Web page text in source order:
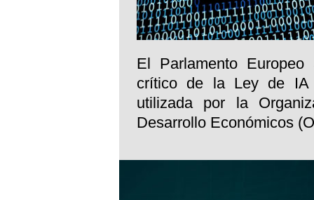
El Parlamento
crítico de la Ley de IA
utilizada por la
Desarrollo Económicos